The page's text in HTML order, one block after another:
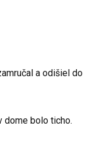
a odišiel do
dome bolo ticho.